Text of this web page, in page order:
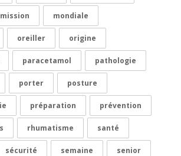
mission mondiale
oreiller origine
paracetamol pathologie
porter posture
préparation prévention
rhumatisme santé
sécurité semaine senior